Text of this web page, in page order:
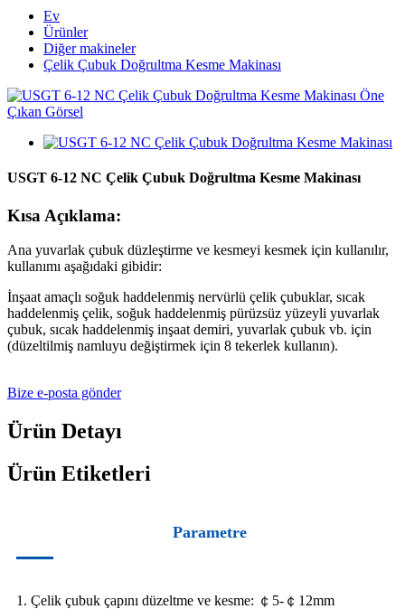
Ev
Ürünler
Diğer makineler
Çelik Çubuk Doğrultma Kesme Makinası
USGT 6-12 NC Çelik Çubuk Doğrultma Kesme Makinası
Kısa Açıklama:
Ana yuvarlak çubuk düzleştirme ve kesmeyi kesmek için kullanılır,
kullanımı aşağıdaki gibidir:
İnşaat amaçlı soğuk haddelenmiş nervürlü çelik çubuklar, sıcak
haddelenmiş çelik, soğuk haddelenmiş pürüzsüz yüzeyli yuvarlak
çubuk, sıcak haddelenmiş inşaat demiri, yuvarlak çubuk vb. için
(düzeltilmiş namluyu değiştirmek için 8 tekerlek kullanın).
Bize e-posta gönder
Ürün Detayı
Ürün Etiketleri
Parametre
1. Çelik çubuk çapını düzeltme ve kesme: ￠5-￠12mm